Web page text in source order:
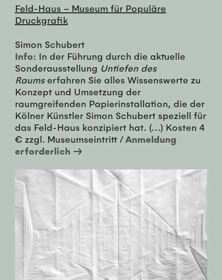
Feld-Haus – Museum für Populäre
Druckgrafik
Simon Schubert
Info: In der Führung durch die aktuelle
Sonderausstellung Untiefen des
Raumserfahren Sie alles Wissenswerte zu
Konzept und Umsetzung der
raumgreifenden Papierinstallation, die der
Kölner Künstler Simon Schubert speziell für
das Feld-Haus konzipiert hat. (…) Kosten 4
€ zzgl. Museumseintritt /Anmeldung
erforderlich →